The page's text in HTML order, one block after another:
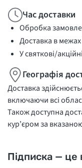
Час доставки
Обробка
Доставка в
У святкові/
Географія
Доставка
включаючи всі
Також доступна
кур’єром за
Підписка — це